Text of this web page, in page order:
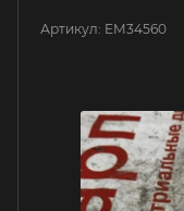
Артикул: EM34560